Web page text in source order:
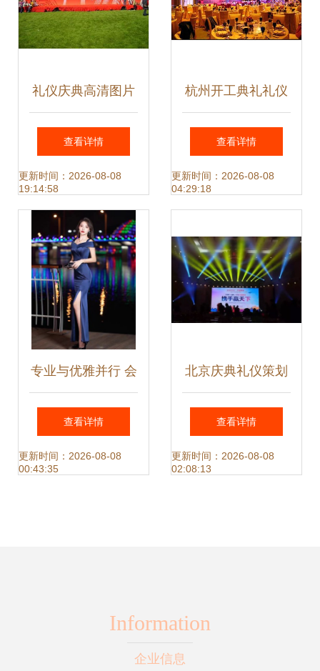
礼仪庆典高清图片
与卓越服务 北京恒
源庆典公司引领行
业典范
查看详情
更新时间：2026-08-08
19:14:58
杭州开工典礼礼仪
庆典活动服务全方
位指南
查看详情
更新时间：2026-08-08
04:29:18
专业与优雅并行 会
议礼仪、长春服装
模特与庆典服务的
查看详情
更新时间：2026-08-08
00:43:35
北京庆典礼仪策划
匠心定制，礼赞非
凡时刻
查看详情
更新时间：2026-08-08
02:08:13
Information
企业信息